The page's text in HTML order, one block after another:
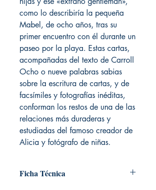
como lo describiría la pequeña
Mabel, de ocho años, tras su
primer encuentro con él durante un
paseo por la playa. Estas cartas,
acompañadas del texto de Carroll
Ocho o nueve palabras sabias
sobre la escritura de cartas, y de
facsímiles y fotografías inéditas,
conforman los restos de una de las
relaciones más duraderas y
estudiadas del famoso creador de
Alicia y fotógrafo de niñas.
Ficha Técnica